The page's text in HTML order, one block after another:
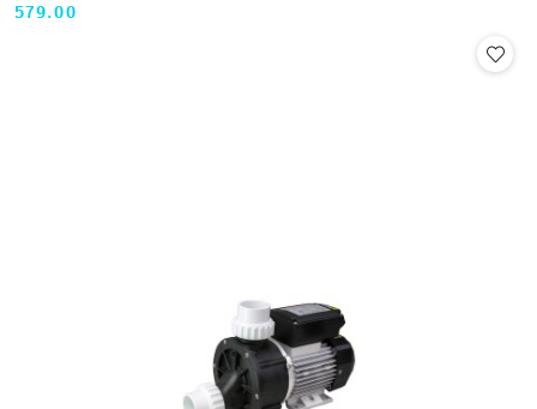
Cena:
579.00